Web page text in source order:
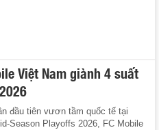
Việt Nam giành 4 suất
đầu tiên vươn tầm quốc tế tại
Season Playoffs 2026, FC Mobile